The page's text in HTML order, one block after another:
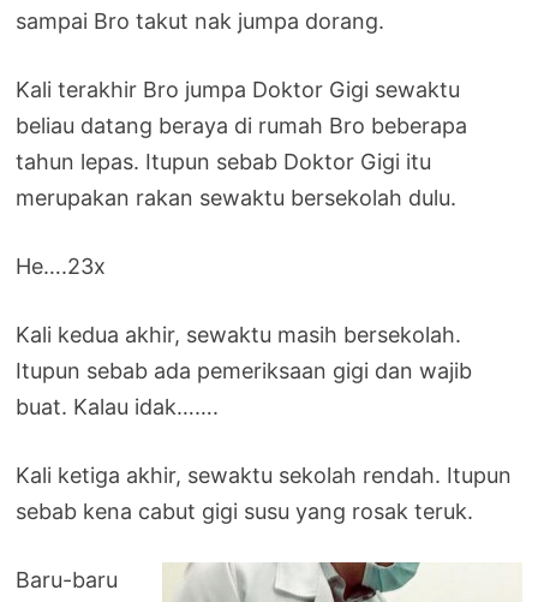
sampai Bro takut nak jumpa dorang.
Kali terakhir Bro jumpa Doktor Gigi sewaktu
beliau datang beraya di rumah Bro beberapa
tahun lepas. Itupun sebab Doktor Gigi itu
merupakan rakan sewaktu bersekolah dulu.
He….23x
Kali kedua akhir, sewaktu masih bersekolah.
Itupun sebab ada pemeriksaan gigi dan wajib
buat. Kalau idak…….
Kali ketiga akhir, sewaktu sekolah rendah. Itupun
sebab kena cabut gigi susu yang rosak teruk.
Baru-baru